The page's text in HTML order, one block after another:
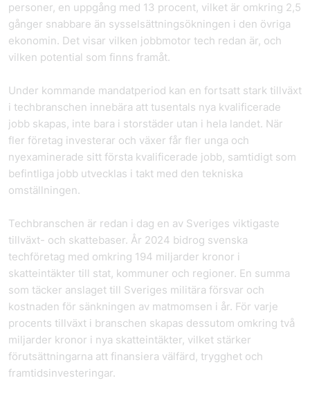
personer, en uppgång med 13 procent, vilket är omkring 2,5
gånger snabbare än sysselsättningsökningen i den övriga
ekonomin. Det visar vilken jobbmotor tech redan är, och
vilken potential som finns framåt.
Under kommande mandatperiod kan en fortsatt stark tillväxt
i techbranschen innebära att tusentals nya kvalificerade
jobb skapas, inte bara i storstäder utan i hela landet. När
fler företag investerar och växer får fler unga och
nyexaminerade sitt första kvalificerade jobb, samtidigt som
befintliga jobb utvecklas i takt med den tekniska
omställningen.
Techbranschen är redan i dag en av Sveriges viktigaste
tillväxt- och skattebaser. År 2024 bidrog svenska
techföretag med omkring 194 miljarder kronor i
skatteintäkter till stat, kommuner och regioner. En summa
som täcker anslaget till Sveriges militära försvar och
kostnaden för sänkningen av matmomsen i år. För varje
procents tillväxt i branschen skapas dessutom omkring två
miljarder kronor i nya skatteintäkter, vilket stärker
förutsättningarna att finansiera välfärd, trygghet och
framtidsinvesteringar.